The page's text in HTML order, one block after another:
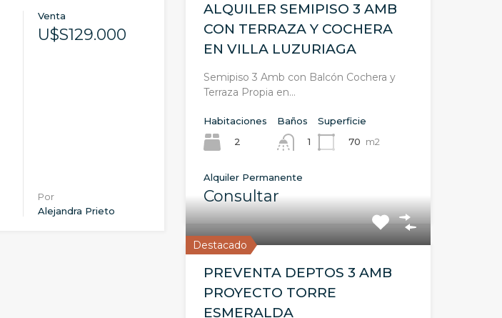
Venta
U$S129.000
Por
Alejandra Prieto
ALQUILER SEMIPISO 3 AMB
CON TERRAZA Y COCHERA
EN VILLA LUZURIAGA
Semipiso 3 Amb con Balcón Cochera y
Terraza Propia en…
Habitaciones
2
Baños
1
Superficie
70 m2
Alquiler Permanente
Consultar
Destacado
PREVENTA DEPTOS 3 AMB
PROYECTO TORRE
ESMERALDA